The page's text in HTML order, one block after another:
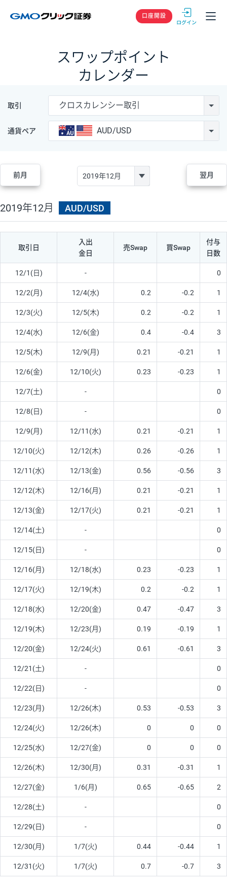
GMOクリック
口座開設
スワップポイント
カレンダー
取引 クロスカレンシー取引
通貨ペア AUD/USD
前月 翌月
2019年12月 AUD/USD
取引日
入出
金日
売Swap 買Swap
付与
日数
12/1(日) - 0
12/2(月) 12/4(水) 0.2 -0.2 1
12/3(火) 12/5(木) 0.2 -0.2 1
12/4(水) 12/6(金) 0.4 -0.4 3
12/5(木) 12/9(月) 0.21 -0.21 1
12/6(金) 12/10(火) 0.23 -0.23 1
12/7(土) - 0
12/8(日) - 0
12/9(月) 12/11(水) 0.21 -0.21 1
12/10(火) 12/12(木) 0.26 -0.26 1
12/11(水) 12/13(金) 0.56 -0.56 3
12/12(木) 12/16(月) 0.21 -0.21 1
12/13(金) 12/17(火) 0.21 -0.21 1
12/14(土) - 0
12/15(日) - 0
12/16(月) 12/18(水) 0.23 -0.23 1
12/17(火) 12/19(木) 0.2 -0.2 1
12/18(水) 12/20(金) 0.47 -0.47 3
12/19(木) 12/23(月) 0.19 -0.19 1
12/20(金) 12/24(火) 0.61 -0.61 3
12/21(土) - 0
12/22(日) - 0
12/23(月) 12/26(木) 0.53 -0.53 3
12/24(火) 12/26(木) 0 0 0
12/25(水) 12/27(金) 0 0 0
12/26(木) 12/30(月) 0.31 -0.31 1
12/27(金) 1/6(月) 0.65 -0.65 2
12/28(土) - 0
12/29(日) - 0
12/30(月) 1/7(火) 0.44 -0.44 1
12/31(火) 1/7(火) 0.7 -0.7 3